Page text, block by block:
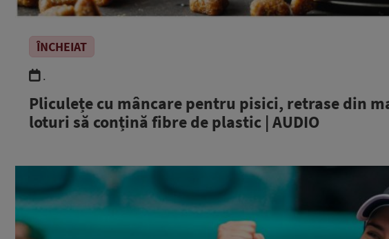
ÎNCHEIAT
.
Pliculețe cu mâncare pentru pisici, retrase din
loturi să conțină fibre de plastic | AUDIO